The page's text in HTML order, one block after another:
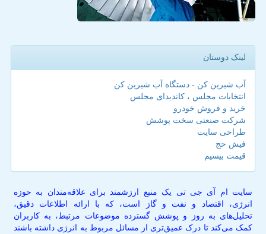
لینک دوستان
آب شیرین کن - دستگاه آب شیرین کن
انتخابات مجلس ، کاندیدای مجلس
خرید و فروش خودرو
شرکت صنعتی سخت پوشش
طراحی سایت
فیش حج
قیمت بیسیم
سایت ام آی جی تی یک منبع ارزشمند برای علاقه‌مندان به حوزه
انرژی، اقتصاد و نفت و گاز است، که با ارائه اطلاعات دقیق،
تحلیل‌های به روز و پوشش گسترده موضوعات مرتبط، به کاربران
کمک می‌کند تا درک عمیق‌تری از مسائل مربوط به انرژی داشته باشند